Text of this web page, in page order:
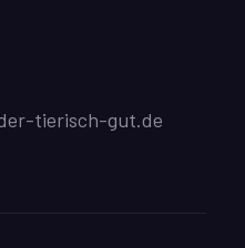
tierisch-gut.de